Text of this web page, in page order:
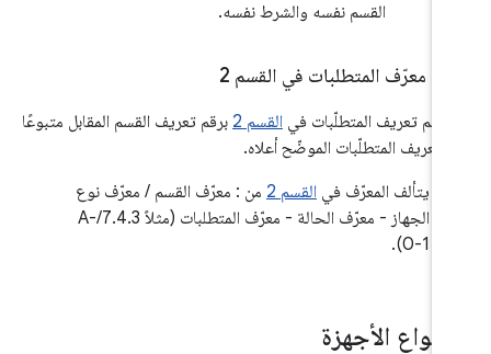
القسم نفسه والشرط نفسه.
معرّف المتطلبات في القسم 2
رقم تعريف المتطلّبات فيالقسم 2 برقم تعريف القسم المقابل متبوعًا
تعريف المتطلّبات الموضّح أعلاه.
يتألف المعرّف فيالقسم 2 من : معرّف القسم / معرّف نوع
الجهاز - معرّف الحالة - معرّف المتطلبات (مثلاً 7.4.3/A-
أنواع الأجهزة